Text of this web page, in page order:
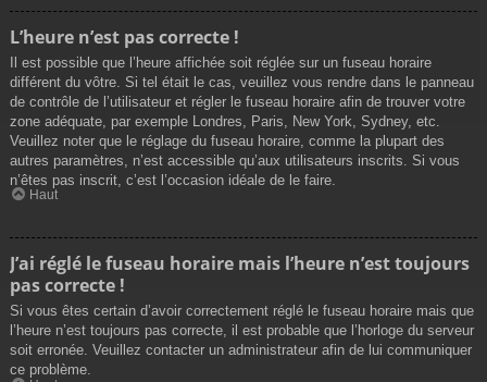
L’heure n’est pas correcte !
Il est possible que l’heure affichée soit réglée sur un fuseau horaire
différent du vôtre. Si tel était le cas, veuillez vous rendre dans le panneau
de contrôle de l’utilisateur et régler le fuseau horaire afin de trouver votre
zone adéquate, par exemple Londres, Paris, New York, Sydney, etc.
Veuillez noter que le réglage du fuseau horaire, comme la plupart des
autres paramètres, n’est accessible qu’aux utilisateurs inscrits. Si vous
n’êtes pas inscrit, c’est l’occasion idéale de le faire.
Haut
J’ai réglé le fuseau horaire mais l’heure n’est toujours
pas correcte !
Si vous êtes certain d’avoir correctement réglé le fuseau horaire mais que
l’heure n’est toujours pas correcte, il est probable que l’horloge du serveur
soit erronée. Veuillez contacter un administrateur afin de lui communiquer
ce problème.